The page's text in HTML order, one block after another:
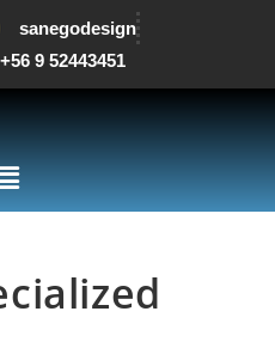
sanegodesign
+56 9 52443451